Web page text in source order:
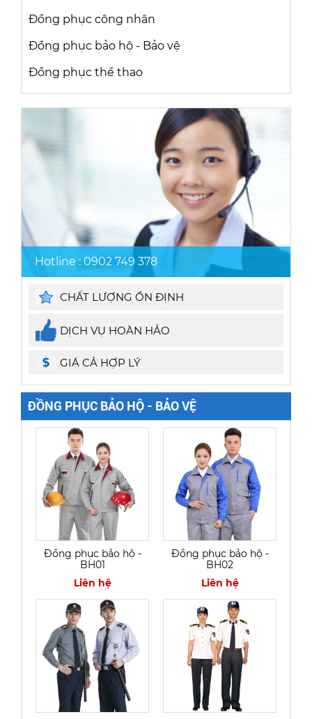
Đồng phục công nhân
Đồng phục bảo hộ - Bảo vệ
Đồng phục thể thao
Hotline : 0902 749 378
CHẤT LƯỢNG ỔN ĐỊNH
DỊCH VỤ HOÀN HẢO
GIÁ CẢ HỢP LÝ
ĐỒNG PHỤC BẢO HỘ - BẢO VỆ
Đồng phục bảo hộ -
BH01
Liên hệ
Đồng phục bảo hộ -
BH02
Liên hệ